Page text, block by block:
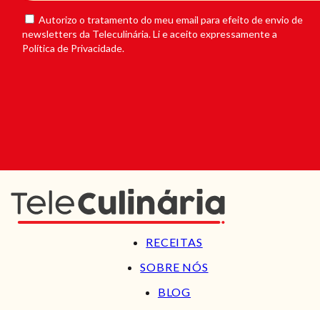
Autorizo o tratamento do meu email para efeito de envio de
newsletters da Teleculinária. Li e aceito expressamente a
Política de Privacidade.
RECEITAS
SOBRE NÓS
BLOG